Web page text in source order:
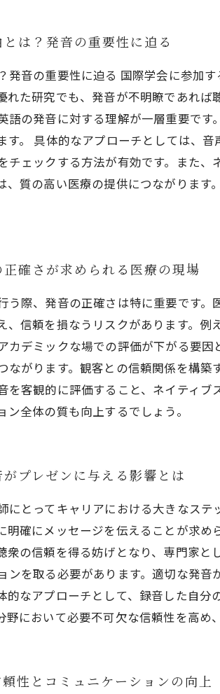
医療リーダーへ！国際学会で評価され
は？発音の重要性に迫る
発音の重要性に迫る 国際学会に参加
た研究でも、発音が不明瞭であれ
語の発音に対する理解が一層重要で
す。 具体的なアプローチとしては、
チェックする方法が有効です。また
質の高い医療の提供につながりま
確さが求められる医療の現場
う際、発音の正確さは特に重要です
信頼を損なうリスクがあります。
カデミックな場での評価が下がる要
ながります。観客との信頼関係を構
を客観的に評価すること、ネイティ
全体の質も向上するでしょう。
プレゼンに与える影響とは
とってキャリアにおける大きなス
確にメッセージを伝えることが求
衆の信頼を得る妨げとなり、専門家
を取る必要があります。適切な発
なアプローチとして、録音した自
において必要不可欠な信頼性を高め
性とコミュニケーションの向上